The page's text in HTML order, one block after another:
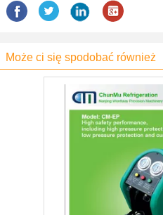
Może ci się spodobać również